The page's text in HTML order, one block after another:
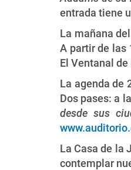
entrada tiene
La mañana
A partir de las
El Ventanal
La agenda de
Dos pases: a
desde sus
La Casa de la
contemplar